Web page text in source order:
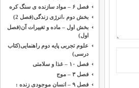
فصل ۶ – مواد سازنده ی سنگ کره
بخش دوم ،‌انرژی زندگی(فصل 2)
بخش اول – ماده و تغییرات آن(فصل
اول)
علوم تجربی پایه دوم راهنمایی(کتاب
درسی)
فصل ۱۰ – غذا و سلامتی
فصل ۳ – موج
فصل ۹ – انسان موجودی زنده :